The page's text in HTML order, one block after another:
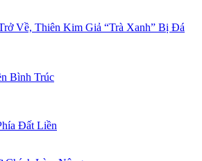
Về, Thiên Kim Giả “Trà Xanh” Bị Đá
Bình Trúc
Đất Liền